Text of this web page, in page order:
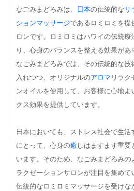
なごみまどろみは、 日本の伝統的な リ
ションマッサージであるロミロミを提
ロンです。ロミロミはハワイの伝統療
り、心身のバランスを整える効果があ
なごみまどろみでは、その伝統的な技
入れつつ、オリジナルのアロマ リラク
ンオイルを使用して、お客様に心地よ
クス効果を提供しています。
日本においても、ストレス社会で生活
にとって、心身の癒 しはますます重要
います。そのため、なごみまどろみの
ラクゼーションサロンが注目を集めて
伝統的なロミロミマッサージを受けな